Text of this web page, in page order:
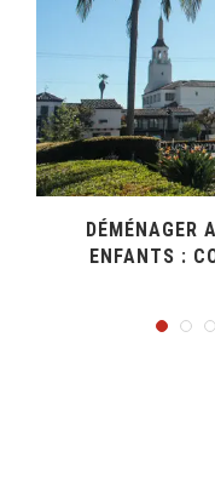
DÉMÉNAGER
ENFANTS :